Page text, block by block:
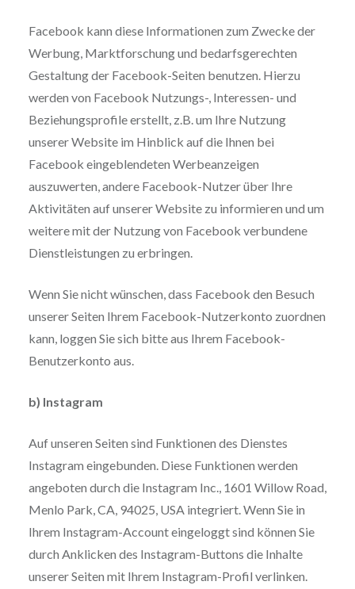
Facebook kann diese Informationen zum Zwecke der
Werbung, Marktforschung und bedarfsgerechten
Gestaltung der Facebook-Seiten benutzen. Hierzu
werden von Facebook Nutzungs-, Interessen- und
Beziehungsprofile erstellt, z.B. um Ihre Nutzung
unserer Website im Hinblick auf die Ihnen bei
Facebook eingeblendeten Werbeanzeigen
auszuwerten, andere Facebook-Nutzer über Ihre
Aktivitäten auf unserer Website zu informieren und um
weitere mit der Nutzung von Facebook verbundene
Dienstleistungen zu erbringen.
Wenn Sie nicht wünschen, dass Facebook den Besuch
unserer Seiten Ihrem Facebook-Nutzerkonto zuordnen
kann, loggen Sie sich bitte aus Ihrem Facebook-
Benutzerkonto aus.
b) Instagram
Auf unseren Seiten sind Funktionen des Dienstes
Instagram eingebunden. Diese Funktionen werden
angeboten durch die Instagram Inc., 1601 Willow Road,
Menlo Park, CA, 94025, USA integriert. Wenn Sie in
Ihrem Instagram-Account eingeloggt sind können Sie
durch Anklicken des Instagram-Buttons die Inhalte
unserer Seiten mit Ihrem Instagram-Profil verlinken.